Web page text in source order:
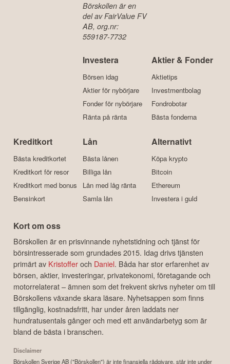
Börskollen är en
del av FairValue FV
AB, org.nr:
559187-7732
Investera
Börsen idag
Aktier för nybörjare
Fonder för nybörjare
Ränta på ränta
Aktier & Fonder
Aktietips
Investmentbolag
Fondrobotar
Bästa fonderna
Kreditkort
Bästa kreditkortet
Kreditkort för resor
Kreditkort med bonus
Bensinkort
Lån
Bästa lånen
Billiga lån
Lån med låg ränta
Samla lån
Alternativt
Köpa krypto
Bitcoin
Ethereum
Investera i guld
Kort om oss
Börskollen är en prisvinnande nyhetstidning och tjänst för
börsintresserade som grundades 2015. Idag drivs tjänsten
primärt av Kristofferoch Daniel. Båda har stor erfarenhet av
börsen, aktier, investeringar, privatekonomi, företagande och
motorrelaterat – ämnen som det frekvent skrivs nyheter om till
Börskollens växande skara läsare. Nyhetsappen som finns
tillgänglig, kostnadsfritt, har under åren laddats ner
hundratusentals gånger och med ett användarbetyg som är
bland de bästa i branschen.
Disclaimer
Börskollen Sverige AB ("Börskollen") är inte finansiella rådgivare, står inte under